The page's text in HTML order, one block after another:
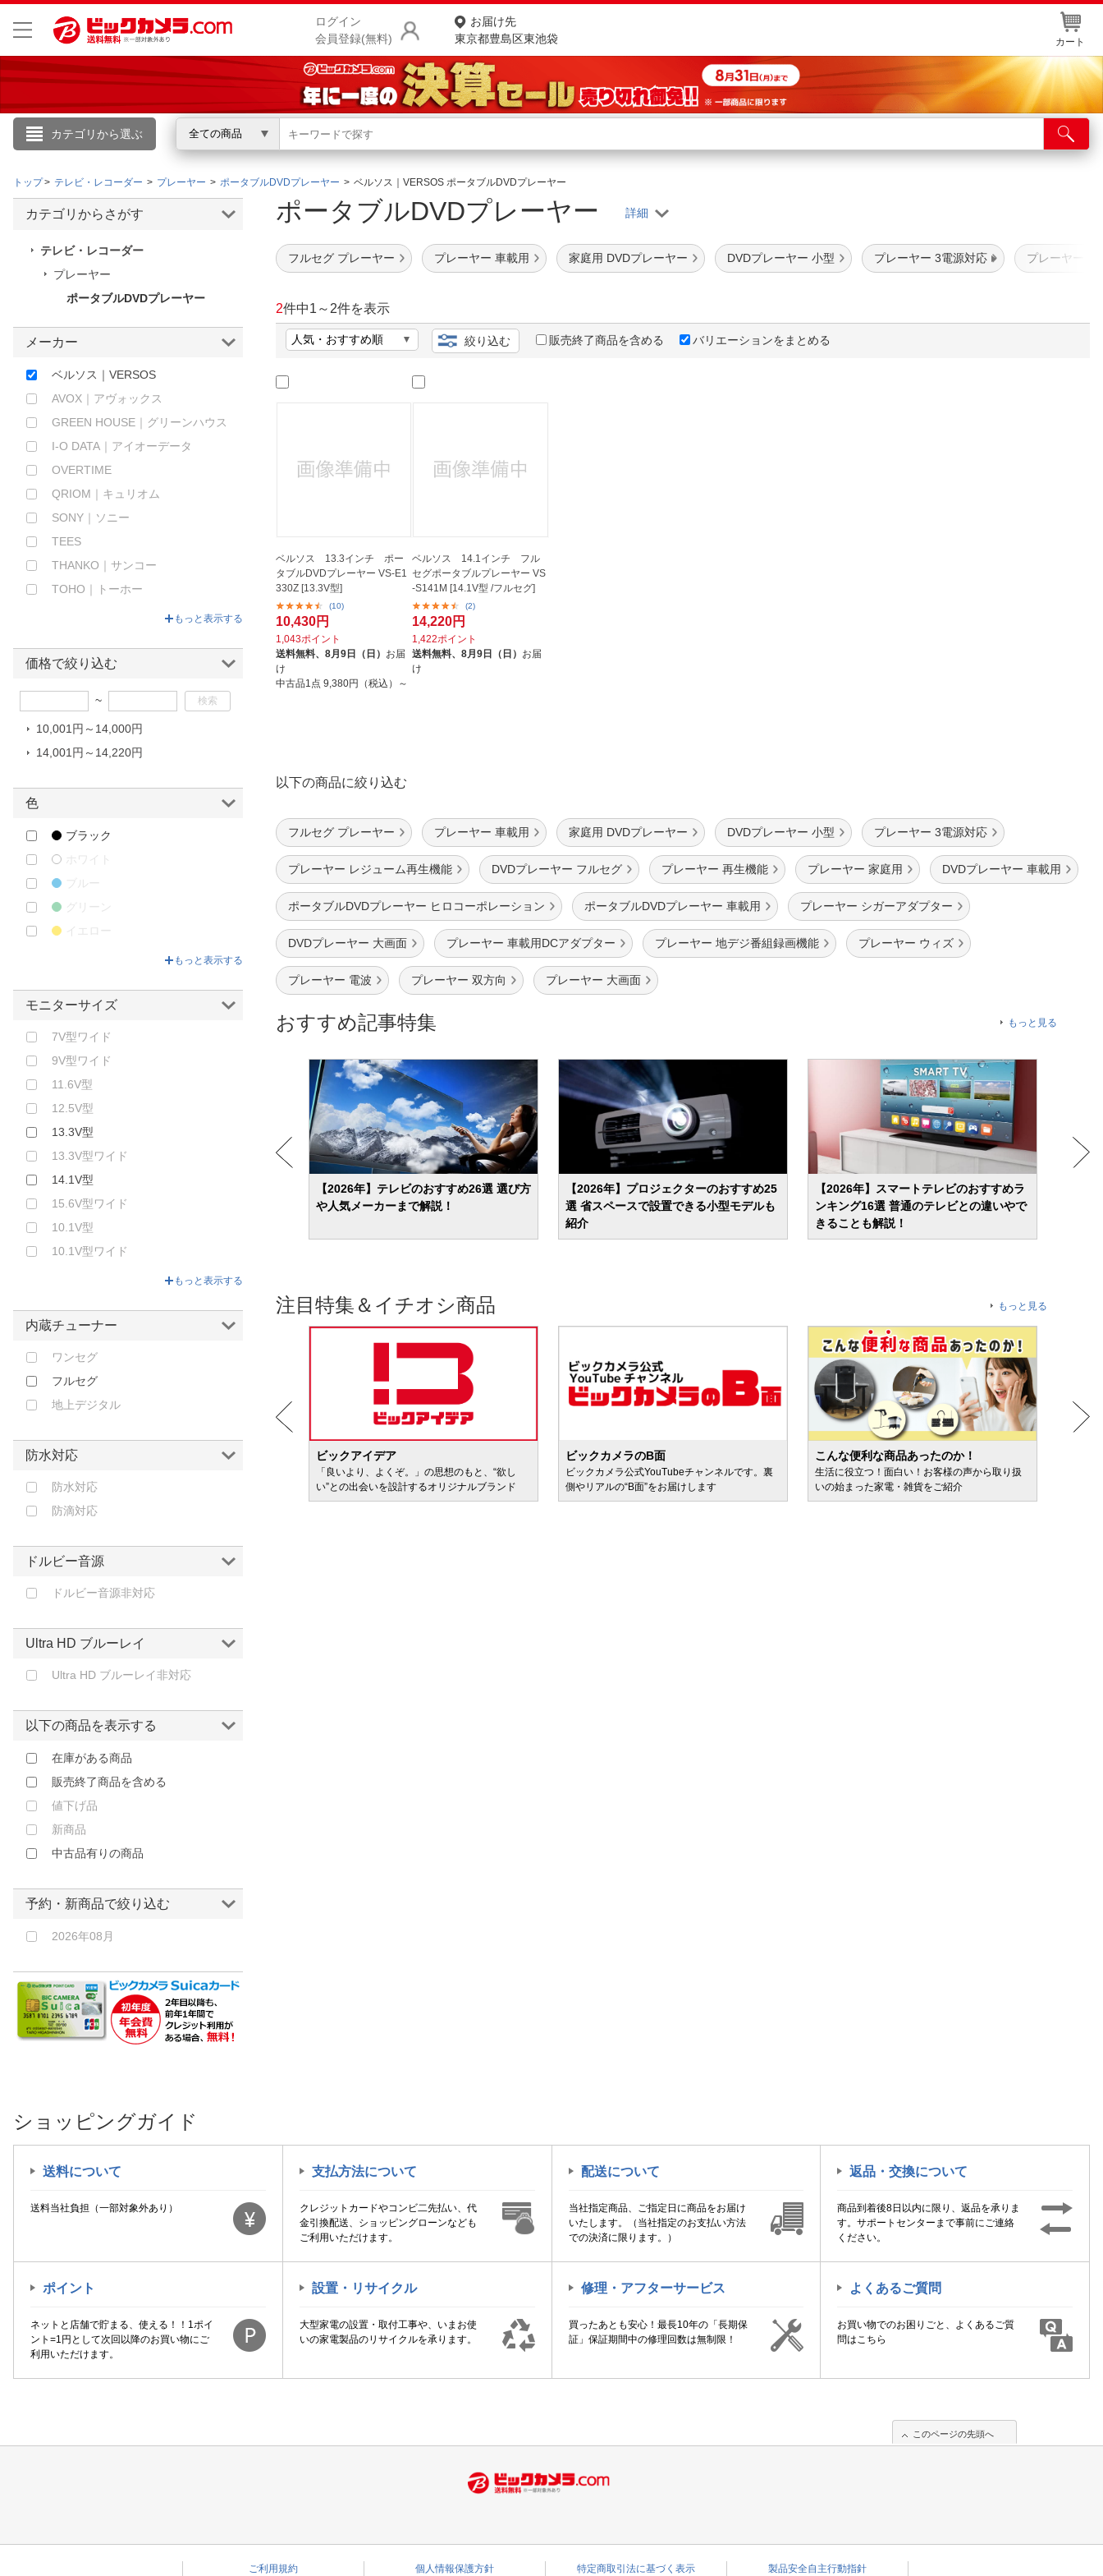
ログイン
会員登録(無料)
お届け先
東京都豊島区東池袋
カート
カテゴリから選ぶ 全ての商品
こんにちは
ログイン
会員メニュー
お知らせ
ランキングからさがす
カテゴリ一覧からさがす
ご利用ガイド
店舗情報・店舗一覧
トップ テレビ・レコーダー プレーヤー ポータブルDVDプレーヤー ベルソス｜VERSOS ポータブルDVDプレーヤー
ポータブルDVDプレーヤー
フルセグ プレーヤー プレーヤー 車載用 家庭用 DVDプレーヤー DVDプレーヤー 小型 プレーヤー 3電源対応 プレーヤー レ
2件中1 ～ 2件を表示
絞り込む 販売終了商品を含める バリエーションをまとめる
ベルソス 13.3インチ ポー
タブルDVDプレーヤー VS-E1
330Z [13.3V型]
(10)
10,430円
1,043ポイント
送料無料、 8月9日（日） お届
け
中古品1点 9,380円（税込）～
ベルソス 14.1インチ フル
セグポータブルプレーヤー VS
-S141M [14.1V型 /フルセグ]
(2)
14,220円
1,422ポイント
送料無料、8月9日（日） お届
け
以下の商品に絞り込む
フルセグ プレーヤー プレーヤー 車載用 家庭用 DVDプレーヤー DVDプレーヤー 小型 プレーヤー 3電源対応
プレーヤー レジューム再生機能 DVDプレーヤー フルセグ プレーヤー 再生機能 プレーヤー 家庭用 DVDプレーヤー 車載用
ポータブルDVDプレーヤー ヒロコーポレーション ポータブルDVDプレーヤー 車載用 プレーヤー シガーアダプター
DVDプレーヤー 大画面 プレーヤー 車載用DCアダプター プレーヤー 地デジ番組録画機能 プレーヤー ウィズ
プレーヤー 電波 プレーヤー 双方向 プレーヤー 大画面
おすすめ記事特集 もっと見る
【2026年】低価格テレビのおすすめ26選
安くてコスパの高いモデルを紹介
【2026年】テレビのおすすめ26選 選び方
や人気メーカーまで解説！
【2026年】プロジェクターのおすすめ25
選 省スペースで設置できる小型モデルも
紹介
【2026年】スマートテレビのおすすめラ
ンキング16選 普通のテレビとの違いやで
きることも解説！
注目特集＆イチオシ商品 もっと見る
BIC WAVE
ツに載せてお届けします
ビックアイデア
「良いより、よくぞ。」の思想のもと、“欲し
い”との出会いを設計するオリジナルブランド
ビックカメラのB面
ビックカメラ公式YouTubeチャンネルです。裏
側やリアルの“B面”をお届けします
こんな便利な商品あったのか！
生活に役立つ！面白い！お客様の声から取り扱
いの始まった家電・雑貨をご紹介
カテゴリからさがす
テレビ・レコーダー
プレーヤー
ポータブルDVDプレーヤー
メーカー
AVOX｜アヴォックス
GREEN HOUSE｜グリーンハウス
I-O DATA｜アイオーデータ
OVERTIME
QRIOM｜キュリオム
SONY｜ソニー
TEES
THANKO｜サンコー
TOHO｜トーホー
イトウ｜ITO
ウィンコド｜WINCOD
エスキュービズムエレクトリック
｜S-cubism
クマザキエイム｜KUMAZAKI AIM
Head
ティーズネットワーク｜TEES
NETWORK
ヒロコーポレーション｜HIRO
ベスト・アンサー｜bestanswer
ベルソス｜VERSOS
ユニテク｜Unitech
レボリューション｜Revolutioon
東芝｜TOSHIBA
もっと表示する
価格で絞り込む
~
10,001円～14,000円
14,001円～14,220円
色
ブラック
ホワイト
ブルー
グリーン
イエロー
もっと表示する
モニターサイズ
7V型ワイド
9V型ワイド
11.6V型
12.5V型
13.3V型
13.3V型ワイド
14.1V型
15.6V型ワイド
10.1V型
10.1V型ワイド
15.6V型
もっと表示する
内蔵チューナー
ワンセグ
フルセグ
地上デジタル
防水対応
防水対応
防滴対応
ドルビー音源
ドルビー音源非対応
Ultra HD ブルーレイ
Ultra HD ブルーレイ非対応
以下の商品を表示する
在庫がある商品
販売終了商品を含める
値下げ品
新商品
中古品有りの商品
予約・新商品で絞り込む
2026年08月
ショッピングガイド
送料について
送料当社負担（一部対象外あり）
支払方法について
クレジットカードやコンビ二先払い、代
金引換配送、ショッピングローンなども
ご利用いただけます。
配送について
当社指定商品、ご指定日に商品をお届け
いたします。（当社指定のお支払い方法
での決済に限ります。）
返品・交換について
商品到着後8日以内に限り、返品を承りま
す。サポートセンターまで事前にご連絡
ください。
ポイント
ネットと店舗で貯まる、使える！！1ポイ
ント=1円として次回以降のお買い物にご
利用いただけます。
設置・リサイクル
大型家電の設置・取付工事や、いまお使
いの家電製品のリサイクルを承ります。
修理・アフターサービス
買ったあとも安心！最長10年の「長期保
証」保証期間中の修理回数は無制限！
よくあるご質問
お買い物でのお困りごと、よくあるご質
問はこちら
このページの先頭へ
ご利用規約 個人情報保護方針 特定商取引法に基づく表示 製品安全自主行動指針